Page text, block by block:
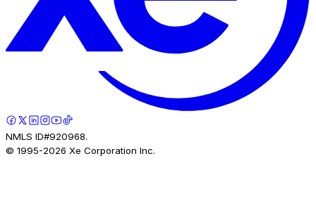
NMLS ID#920968.
© 1995-2026 Xe Corporation Inc.